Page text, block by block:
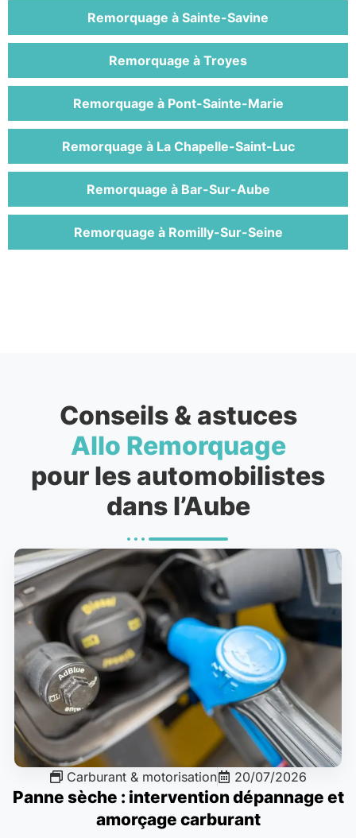
Remorquage à Sainte-Savine
Remorquage à Troyes
Remorquage à Pont-Sainte-Marie
Remorquage à La Chapelle-Saint-Luc
Remorquage à Bar-Sur-Aube
Remorquage à Romilly-Sur-Seine
Conseils & astuces
Allo Remorquage
pour les automobilistes
dans l’Aube
Carburant & motorisation 20/07/2026
Panne sèche : intervention dépannage et
amorçage carburant